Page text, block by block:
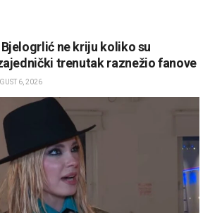
ne kriju koliko su
trenutak raznežio fanove
6, 2026